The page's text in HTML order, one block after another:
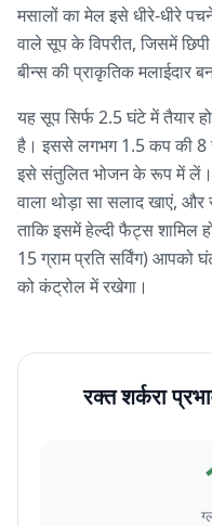
मसालों का मेल इसे धीरे-धीरे
वाले सूप के विपरीत, जिसमें
बीन्स की प्राकृतिक मलाईदार
यह सूप सिर्फ 2.5 घंटे में तैयार
है। इससे लगभग 1.5 कप की 8
इसे संतुलित भोजन के रूप में
वाला थोड़ा सा सलाद खाएं, और
ताकि इसमें हेल्दी फैट्स शामिल
15 ग्राम प्रति सर्विंग)
को कंट्रोल में रखेगा।
रक्त शर्करा